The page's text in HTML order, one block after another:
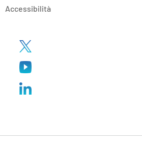
Accessibilità